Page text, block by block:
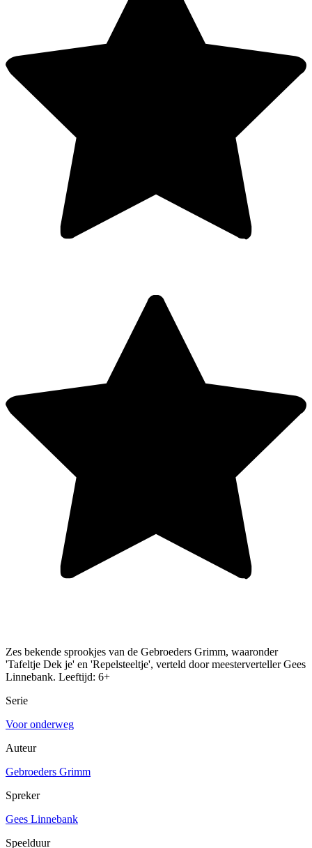
Zes bekende sprookjes van de Gebroeders Grimm, waaronder
'Tafeltje Dek je' en 'Repelsteeltje', verteld door meesterverteller Gees
Linnebank. Leeftijd: 6+
Serie
Voor onderweg
Auteur
Gebroeders Grimm
Spreker
Gees Linnebank
Speelduur